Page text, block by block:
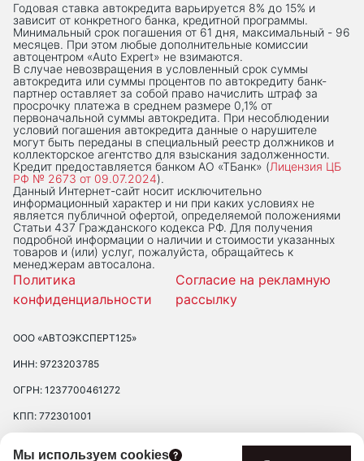
Мы используем cookies
Годовая ставка автокредита варьируется 8% до 15% и
зависит от конкретного банка, кредитной программы.
Минимальный срок погашения от 61 дня, максимальный - 96
месяцев. При этом любые дополнительные комиссии
автоцентром «Auto Expert» не взимаются.
В случае невозвращения в условленный срок суммы
автокредита или суммы процентов по автокредиту банк-
партнер оставляет за собой право начислить штраф за
просрочку платежа в среднем размере 0,1% от
первоначальной суммы автокредита. При несоблюдении
условий погашения автокредита данные о нарушителе
могут быть переданы в специальный реестр должников и
коллекторское агентство для взыскания задолженности.
Кредит предоставляется банком АО «ТБанк» (Лицензия ЦБ
РФ № 2673 от 09.07.2024).
Данный Интернет-сaйт носит исключительно
информационный характер и ни при каких условиях не
является публичной офертой, определяемой положениями
Статьи 437 Гражданского кодекса РФ. Для получения
подробной информации о наличии и стоимости указанных
товаров и (или) услуг, пожалуйста, обращайтесь к
менеджерам автосалона.
Политика
конфиденциальности
Согласие на рекламную
рассылку
ООО «АВТОЭКСПЕРТ125»
ИНН: 9723203785
ОГРН: 1237700461272
КПП: 772301001